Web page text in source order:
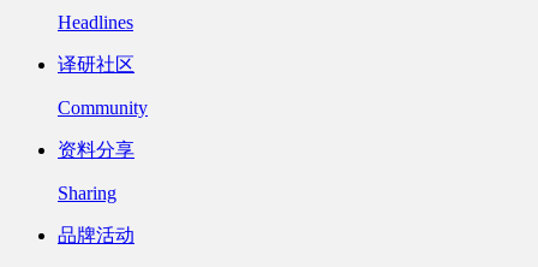
Headlines
译研社区
Community
资料分享
Sharing
品牌活动